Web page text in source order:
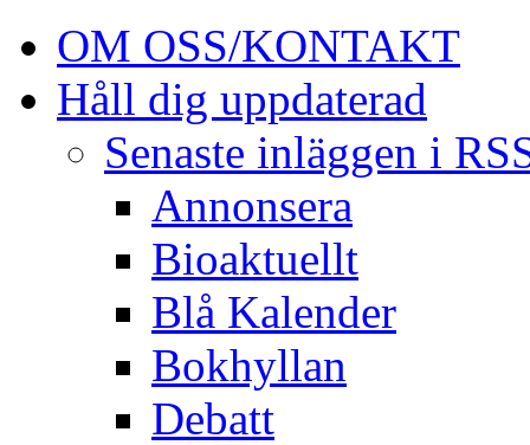
OM OSS/KONTAKT
Håll dig uppdaterad
Senaste inläggen i
Annonsera
Bioaktuellt
Blå Kalender
Bokhyllan
Debatt